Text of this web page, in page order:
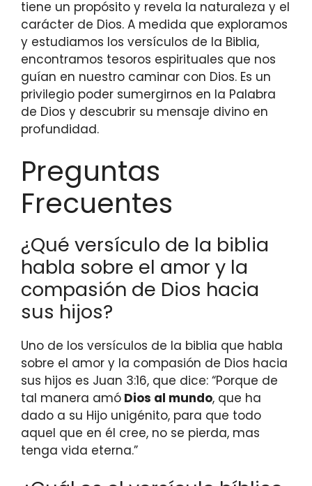
tiene un propósito y revela la naturaleza y el
carácter de Dios. A medida que exploramos
y estudiamos los versículos de la Biblia,
encontramos tesoros espirituales que nos
guían en nuestro caminar con Dios. Es un
privilegio poder sumergirnos en la Palabra
de Dios y descubrir su mensaje divino en
profundidad.
Preguntas
Frecuentes
¿Qué versículo de la biblia
habla sobre el amor y la
compasión de Dios hacia
sus hijos?
Uno de los versículos de la biblia que habla
sobre el amor y la compasión de Dios hacia
sus hijos es Juan 3:16, que dice: “Porque de
tal manera amó Dios al mundo, que ha
dado a su Hijo unigénito, para que todo
aquel que en él cree, no se pierda, mas
tenga vida eterna.”